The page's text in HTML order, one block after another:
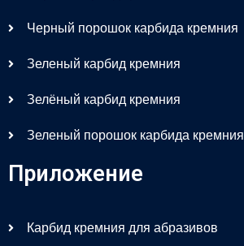
Черный порошок карбида кремния
Зеленый карбид кремния
Зелёный карбид кремния
Зеленый порошок карбида кремния
Приложение
Карбид кремния для абразивов